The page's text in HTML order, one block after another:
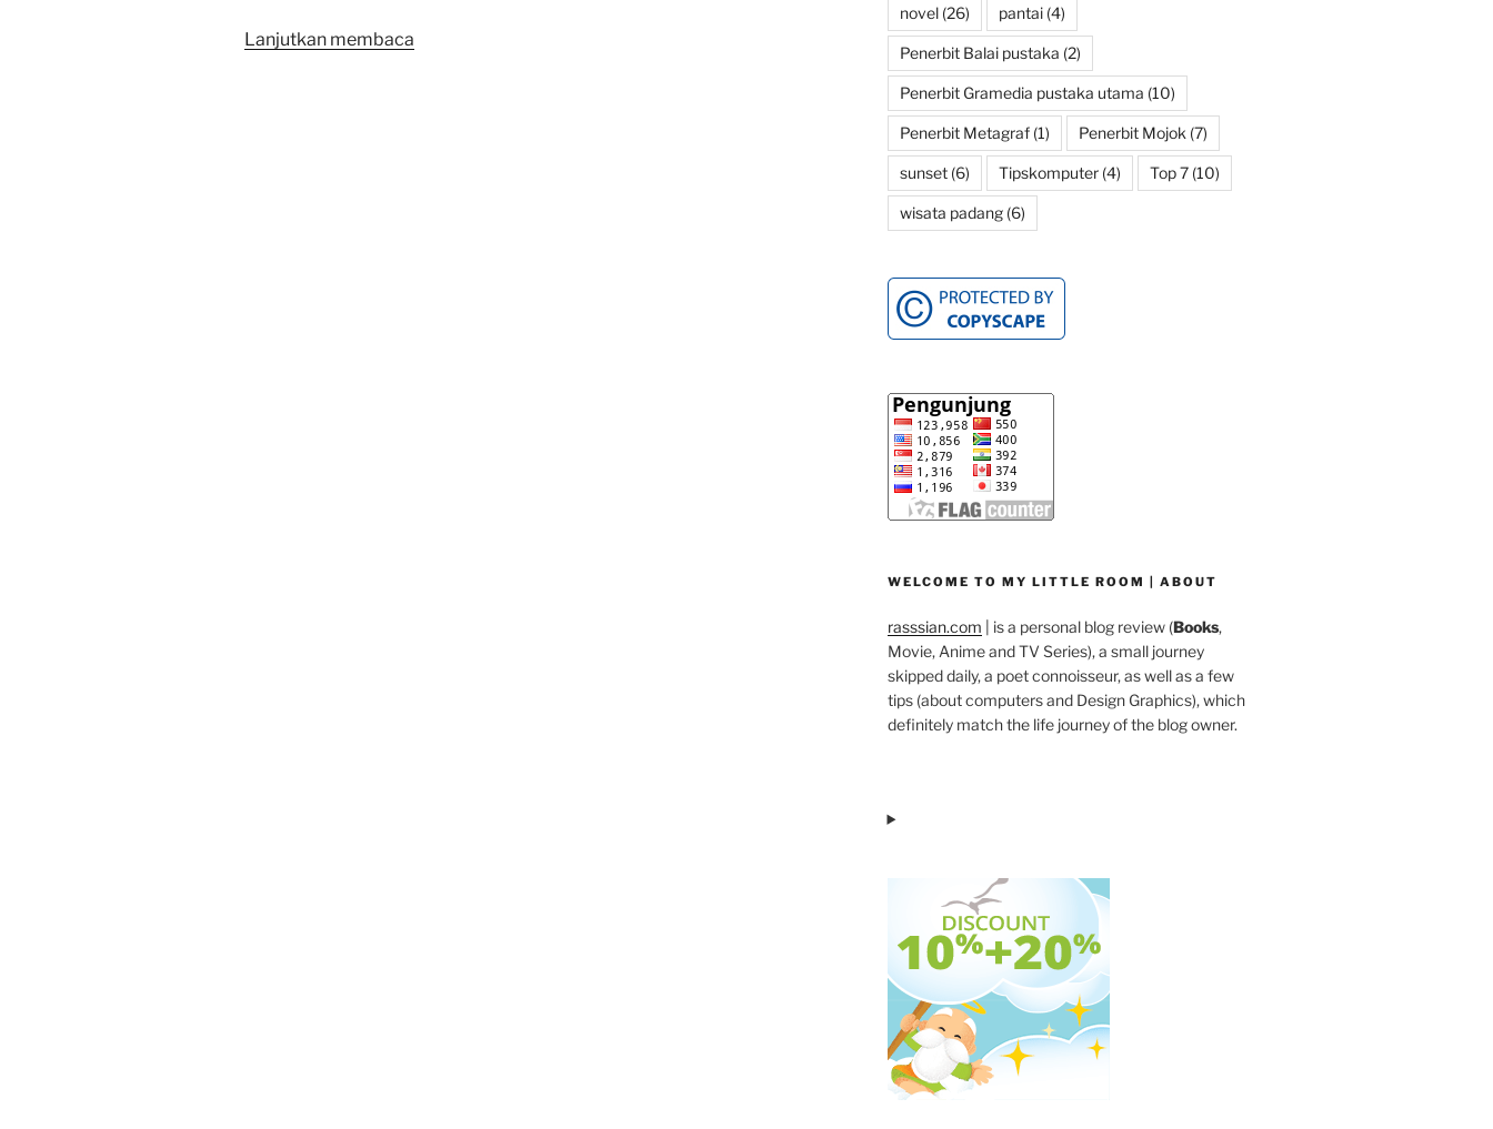
Lanjutkan membaca
novel(26) pantai(4)
Penerbit Balai pustaka (2)
Penerbit Gramedia pustaka utama (10)
Penerbit Metagraf(1) Penerbit Mojok (7)
sunset(6) Tipskomputer(4) Top 7(10)
wisata padang(6)
WELCOME TO MY LITTLE ROOM | ABOUT
rasssian.com | is a personal blog review (Books,
Movie, Anime and TV Series), a small journey
skipped daily, a poet connoisseur, as well as a few
tips (about computers and Design Graphics), which
definitely match the life journey of the blog owner.